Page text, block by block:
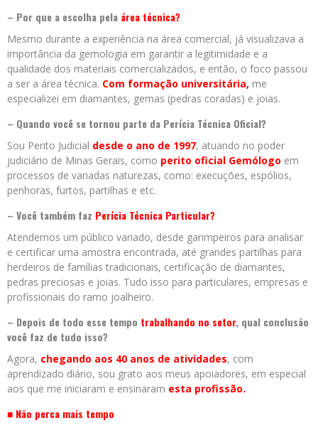
– Por que a escolha pela área técnica?
Mesmo durante a experiência na área comercial, já visualizava a
importância da gemologia em garantir a legitimidade e a
qualidade dos materiais comercializados, e então, o foco passou
a ser a área técnica. Com formação universitária, me
especializei em diamantes, gemas (pedras coradas) e joias.
– Quando você se tornou parte da Perícia Técnica Oficial?
Sou Perito Judicial desde o ano de 1997, atuando no poder
judiciário de Minas Gerais, como perito oficial Gemólogo em
processos de variadas naturezas, como: execuções, espólios,
penhoras, furtos, partilhas e etc.
– Você também faz Perícia Técnica Particular?
Atendemos um público variado, desde garimpeiros para analisar
e certificar uma amostra encontrada, até grandes partilhas para
herdeiros de famílias tradicionais, certificação de diamantes,
pedras preciosas e joias. Tudo isso para particulares, empresas e
profissionais do ramo joalheiro.
– Depois de todo esse tempo trabalhando no setor, qual conclusão
você faz de tudo isso?
Agora, chegando aos 40 anos de atividades, com
aprendizado diário, sou grato aos meus apoiadores, em especial
aos que me iniciaram e ensinaram esta profissão.
■ Não perca mais tempo